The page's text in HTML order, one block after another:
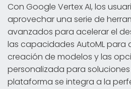
Con Google Vertex AI, los
aprovechar una serie de
avanzados para acelerar el
las capacidades AutoML para
creación de modelos y las
personalizada para
plataforma se integra a la